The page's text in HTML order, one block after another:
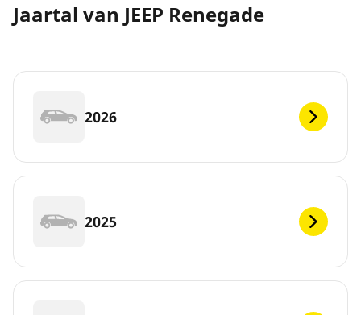
Jaartal van JEEP Renegade
2026
2025